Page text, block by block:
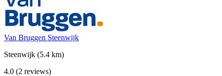
Van Bruggen Steenwijk
Steenwijk (5.4 km)
4.0 (2 reviews)